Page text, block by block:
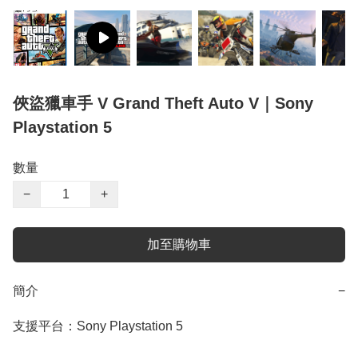
俠盜獵車手 V Grand Theft Auto V｜Sony
Playstation 5
數量
−
+
加至購物車
簡介 −
支援平台：Sony Playstation 5